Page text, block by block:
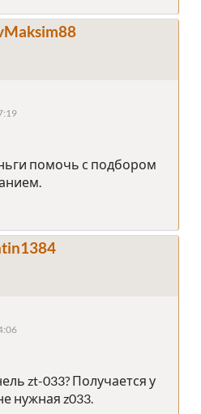
помочь с подбором
zt-033? Получается у
нужная z033.